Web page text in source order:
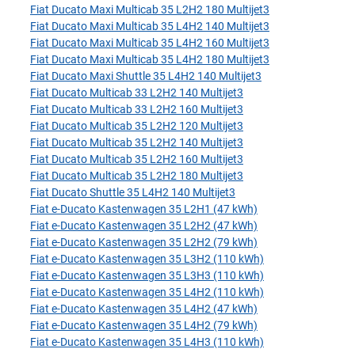
Fiat Ducato Maxi Multicab 35 L2H2 180 Multijet3
Fiat Ducato Maxi Multicab 35 L4H2 140 Multijet3
Fiat Ducato Maxi Multicab 35 L4H2 160 Multijet3
Fiat Ducato Maxi Multicab 35 L4H2 180 Multijet3
Fiat Ducato Maxi Shuttle 35 L4H2 140 Multijet3
Fiat Ducato Multicab 33 L2H2 140 Multijet3
Fiat Ducato Multicab 33 L2H2 160 Multijet3
Fiat Ducato Multicab 35 L2H2 120 Multijet3
Fiat Ducato Multicab 35 L2H2 140 Multijet3
Fiat Ducato Multicab 35 L2H2 160 Multijet3
Fiat Ducato Multicab 35 L2H2 180 Multijet3
Fiat Ducato Shuttle 35 L4H2 140 Multijet3
Fiat e-Ducato Kastenwagen 35 L2H1 (47 kWh)
Fiat e-Ducato Kastenwagen 35 L2H2 (47 kWh)
Fiat e-Ducato Kastenwagen 35 L2H2 (79 kWh)
Fiat e-Ducato Kastenwagen 35 L3H2 (110 kWh)
Fiat e-Ducato Kastenwagen 35 L3H3 (110 kWh)
Fiat e-Ducato Kastenwagen 35 L4H2 (110 kWh)
Fiat e-Ducato Kastenwagen 35 L4H2 (47 kWh)
Fiat e-Ducato Kastenwagen 35 L4H2 (79 kWh)
Fiat e-Ducato Kastenwagen 35 L4H3 (110 kWh)